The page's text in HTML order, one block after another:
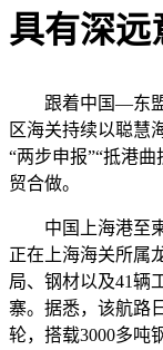
具有深远
跟着中国—东盟
区海关持续以聪慧
“两步申报”“抵港
贸合做。
中国上海港至柬
正在上海海关所属
局、钢材以及41辆
寨。据悉，该航路
轮，搭载3000多吨